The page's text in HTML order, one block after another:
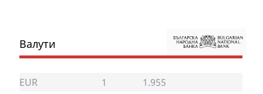
Валути
EUR 1
1.955